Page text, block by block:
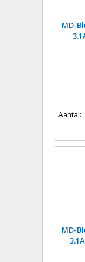
MD-
Aantal:
MD-